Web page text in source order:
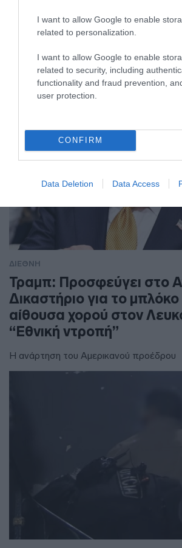
I want to allow Google to enable
related to personalization.
I want to allow Google to enable
related to security, including
functionality and fraud prevention,
user protection.
CONFIRM
Data Deletion Data Access
ΔΙΕΘΝΗ
ΔΙΕΘΝΗ
Τραμπ: Προσφεύγει στο
Δικαστήριο για το
αίθουσα χορού στον
“Εθνική ντροπή”
Η ανάρτηση του Αμερικανού προέδρου